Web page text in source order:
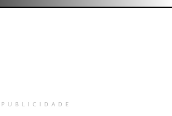
PUBLICIDADE